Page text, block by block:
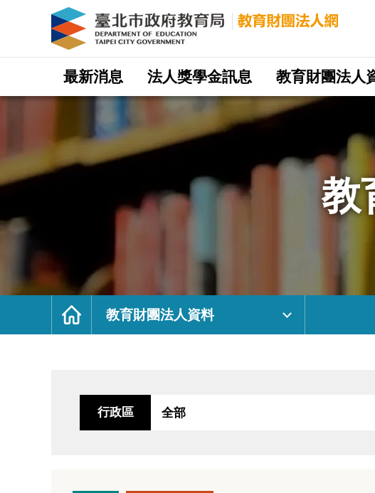
｜
府
網
最新消息 法人獎學金訊息 教育財團法人
教
首
教育財團法人資料
行政區